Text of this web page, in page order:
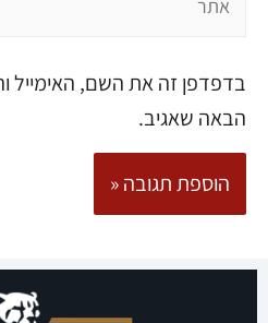
בדפדפן זה את השם, האימייל
הבאה שאגיב.